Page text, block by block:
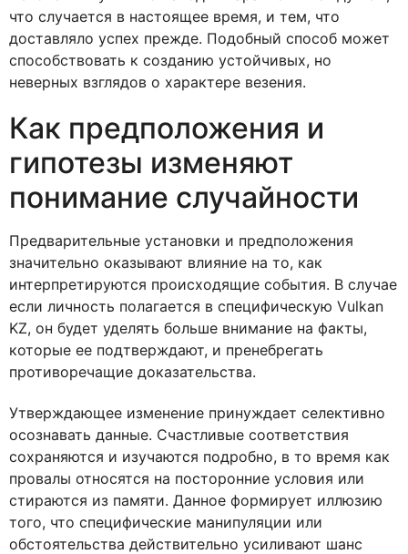
что случается в настоящее время, и тем, что
доставляло успех прежде. Подобный способ может
способствовать к созданию устойчивых, но
неверных взглядов о характере везения.
Как предположения и
гипотезы изменяют
понимание случайности
Предварительные установки и предположения
значительно оказывают влияние на то, как
интерпретируются происходящие события. В случае
если личность полагается в специфическую Vulkan
KZ, он будет уделять больше внимание на факты,
которые ее подтверждают, и пренебрегать
противоречащие доказательства.
Утверждающее изменение принуждает селективно
осознавать данные. Счастливые соответствия
сохраняются и изучаются подробно, в то время как
провалы относятся на посторонние условия или
стираются из памяти. Данное формирует иллюзию
того, что специфические манипуляции или
обстоятельства действительно усиливают шанс